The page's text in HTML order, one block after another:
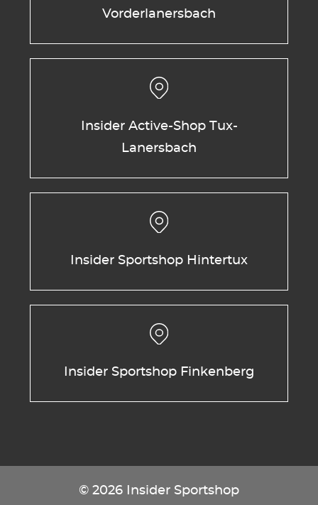
Vorderlanersbach
Insider Active-Shop Tux-
Lanersbach
Insider Sportshop Hintertux
Insider Sportshop Finkenberg
© 2026 Insider Sportshop